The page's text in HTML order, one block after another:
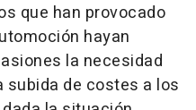
que han provocado
hayan
la necesidad
de costes a los